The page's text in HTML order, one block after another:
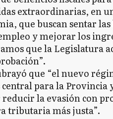
extraordinarias, en
que buscan sentar
y mejorar los
que la Legislatura
que “el nuevo
central para la
la evasión con
tributaria más justa”.